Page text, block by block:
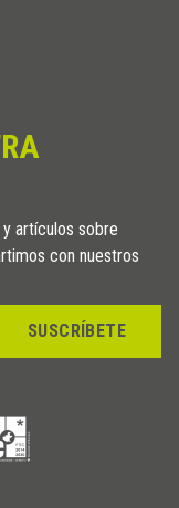
y artículos sobre
con nuestros
SUSCRÍBETE